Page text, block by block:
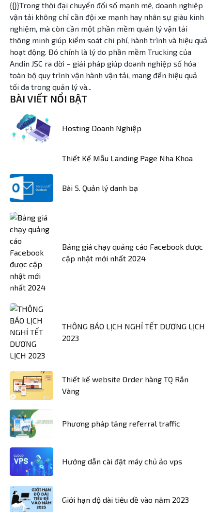
{{}}Trong thời đại chuyển đổi số mạnh mẽ, doanh nghiệp
vận tải không chỉ cần đội xe mạnh hay nhân sự giàu kinh
nghiệm, mà còn cần một phần mềm quản lý vận tải
thông minh giúp kiểm soát chi phí, hành trình và hiệu quả
hoạt động. Đó chính là lý do phần mềm Trucking của
Andin JSC ra đời – giải pháp giúp doanh nghiệp số hóa
toàn bộ quy trình vận hành vận tải, mang đến hiệu quả
tối đa trong quản lý và...
BÀI VIẾT NỔI BẬT
Hosting Doanh Nghiệp
Thiết Kế Mẫu Landing Page Nha Khoa
Bài 5. Quản lý danh bạ
Bảng giá chạy quảng cáo Facebook được
cập nhật mới nhất 2024
THÔNG BÁO LỊCH NGHỈ TẾT DƯƠNG LỊCH
2023
Thiết kế website Order hàng TQ Rắn
Vàng
Phương pháp tăng referral traffic
Hướng dẫn cài đặt máy chủ ảo vps
Giới hạn độ dài tiêu đề vào năm 2023